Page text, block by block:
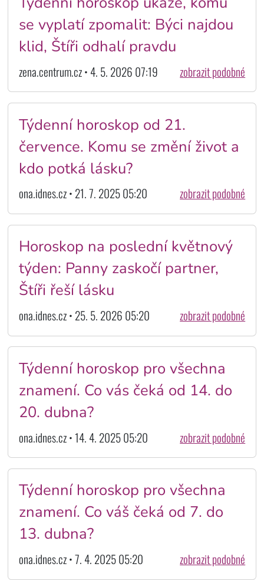
se vyplatí zpomalit: Býci najdou
klid, Štíři odhalí pravdu
zena.centrum.cz • 4. 5. 2026 07:19 zobrazit podobné
Týdenní horoskop od 21.
července. Komu se změní život a
kdo potká lásku?
ona.idnes.cz • 21. 7. 2025 05:20 zobrazit podobné
Horoskop na poslední květnový
týden: Panny zaskočí partner,
Štíři řeší lásku
ona.idnes.cz • 25. 5. 2026 05:20 zobrazit podobné
Týdenní horoskop pro všechna
znamení. Co vás čeká od 14. do
20. dubna?
ona.idnes.cz • 14. 4. 2025 05:20 zobrazit podobné
Týdenní horoskop pro všechna
znamení. Co váš čeká od 7. do
13. dubna?
ona.idnes.cz • 7. 4. 2025 05:20 zobrazit podobné